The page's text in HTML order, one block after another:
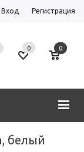
Вход Регистрация
0 0
белый